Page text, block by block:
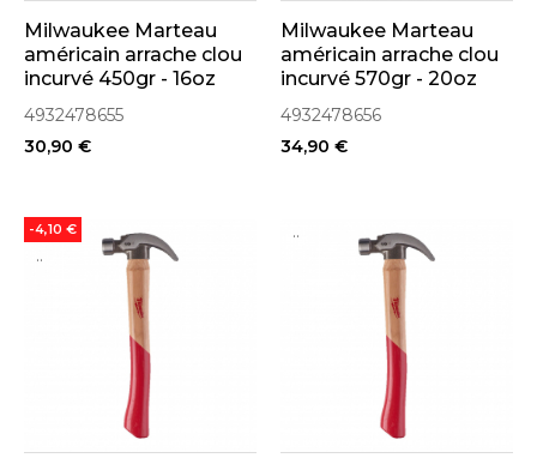
Milwaukee Marteau
américain arrache clou
incurvé 450gr - 16oz
SHOCKSHIELD
(4932478655)
4932478655
30,90 €
Milwaukee Marteau
américain arrache clou
incurvé 570gr - 20oz
SHOCKSHIELD
(4932478656)
4932478656
34,90 €
..
-4,10 € ..